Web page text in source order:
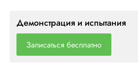
Демонстрация и испытания
Записаться бесплатно